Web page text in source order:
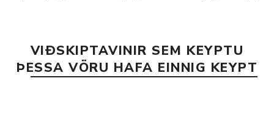
VIÐSKIPTAVINIR SEM KEYPTU
ÞESSA VÖRU HAFA EINNIG KEYPT